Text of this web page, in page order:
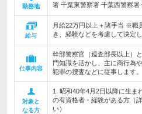
勤務地
署 千葉東警察署 千葉西警察署
給与
月給22万円以上＋諸手当 ※職
き、経験などを考慮して決定
仕事内容
幹部警察官（巡査部長以上）
門知識を活かし、主に商行為
犯罪の捜査などに従事します。
対象と
なる方
1. 昭和40年4月2日以降に生
の有資格者・経験がある方（
い）